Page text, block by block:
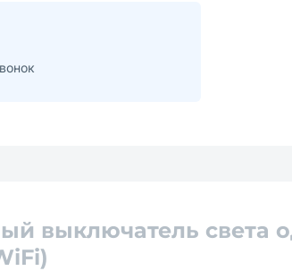
выключатель света